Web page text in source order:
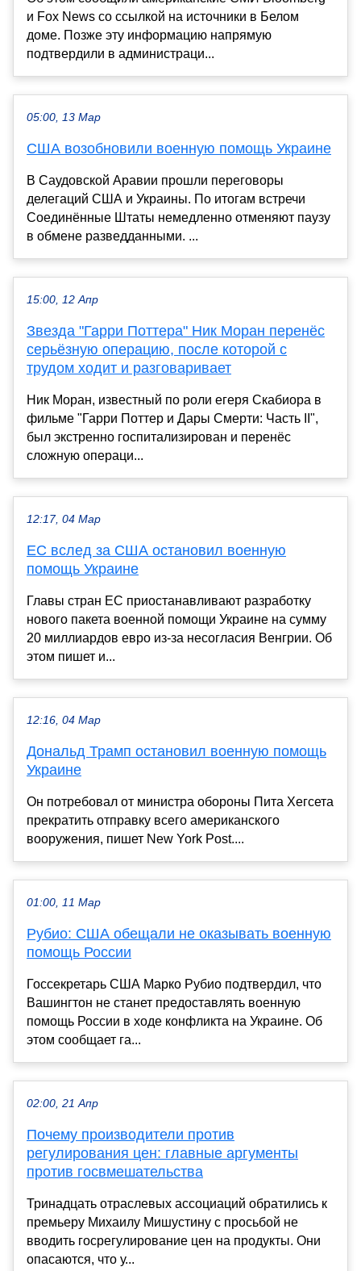
и Fox News со ссылкой на источники в Белом
доме. Позже эту информацию напрямую
подтвердили в администраци...
05:00, 13 Мар
США возобновили военную помощь Украине
В Саудовской Аравии прошли переговоры
делегаций США и Украины. По итогам встречи
Соединённые Штаты немедленно отменяют паузу
в обмене разведданными. ...
15:00, 12 Апр
Звезда "Гарри Поттера" Ник Моран перенёс
серьёзную операцию, после которой с
трудом ходит и разговаривает
Ник Моран, известный по роли егеря Скабиора в
фильме "Гарри Поттер и Дары Смерти: Часть II",
был экстренно госпитализирован и перенёс
сложную операци...
12:17, 04 Мар
ЕС вслед за США остановил военную
помощь Украине
Главы стран ЕС приостанавливают разработку
нового пакета военной помощи Украине на сумму
20 миллиардов евро из-за несогласия Венгрии. Об
этом пишет и...
12:16, 04 Мар
Дональд Трамп остановил военную помощь
Украине
Он потребовал от министра обороны Пита Хегсета
прекратить отправку всего американского
вооружения, пишет New York Post....
01:00, 11 Мар
Рубио: США обещали не оказывать военную
помощь России
Госсекретарь США Марко Рубио подтвердил, что
Вашингтон не станет предоставлять военную
помощь России в ходе конфликта на Украине. Об
этом сообщает га...
02:00, 21 Апр
Почему производители против
регулирования цен: главные аргументы
против госвмешательства
Тринадцать отраслевых ассоциаций обратились к
премьеру Михаилу Мишустину с просьбой не
вводить госрегулирование цен на продукты. Они
опасаются, что у...